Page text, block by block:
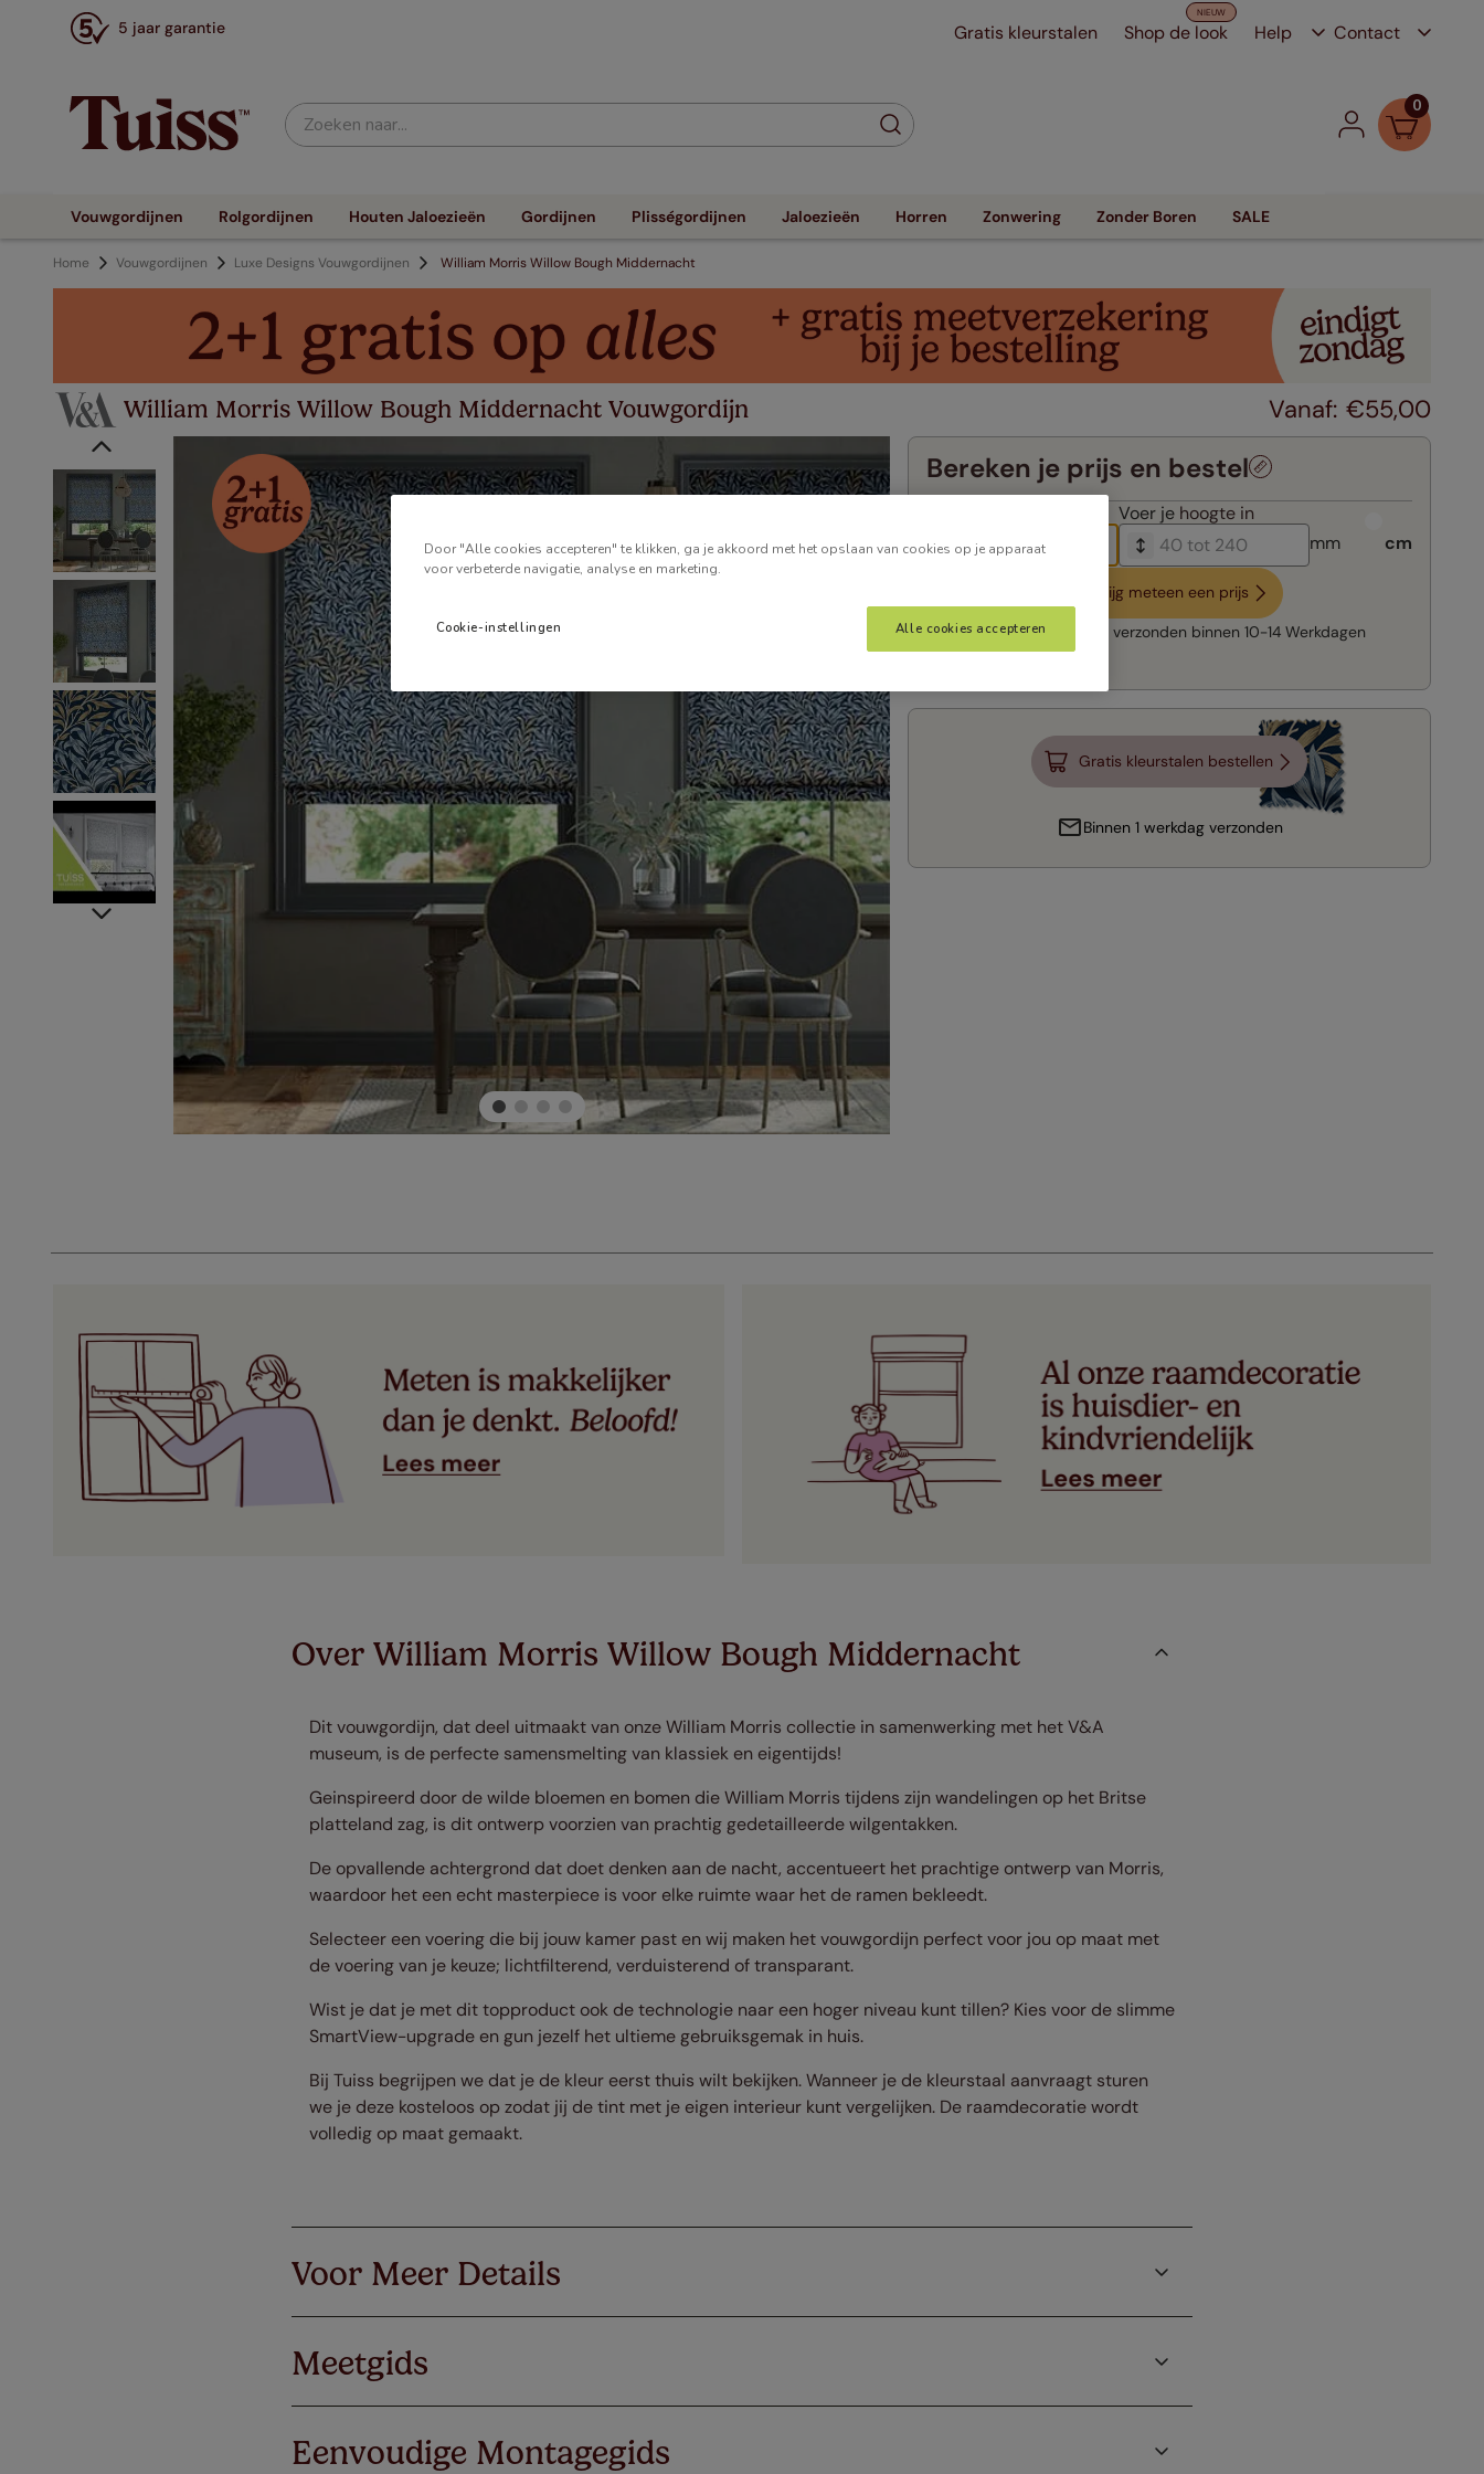
5 jaar garantie Gratis kleurstalen Shop de look Help Contact
Zoeken naar... 0
Vouwgordijnen Rolgordijnen Houten Jaloezieën Gordijnen Plisségordijnen Jaloezieën Horren Zonwering Zonder Boren SALE
Home Vouwgordijnen Luxe Designs Vouwgordijnen William Morris Willow Bough Middernacht
William Morris Willow Bough Middernacht Vouwgordijn €55,00
Bereken je prijs en bestel
Voer je hoogte in
mm
cm
Krijg meteen een prijs
Snelle levering:
verzonden binnen 10-14 Werkdagen
Gratis kleurstalen bestellen
Binnen 1 werkdag verzonden
Over William Morris Willow Bough Middernacht
Dit vouwgordijn, dat deel uitmaakt van onze William Morris collectie in samenwerking met het V&A
museum, is de perfecte samensmelting van klassiek en eigentijds!
Geinspireerd door de wilde bloemen en bomen die William Morris tijdens zijn wandelingen op het Britse
platteland zag, is dit ontwerp voorzien van prachtig gedetailleerde wilgentakken.
De opvallende achtergrond dat doet denken aan de nacht, accentueert het prachtige ontwerp van Morris,
waardoor het een echt masterpiece is voor elke ruimte waar het de ramen bekleedt.
Selecteer een voering die bij jouw kamer past en wij maken het vouwgordijn perfect voor jou op maat met
de voering van je keuze; lichtfilterend, verduisterend of transparant.
Wist je dat je met dit topproduct ook de technologie naar een hoger niveau kunt tillen? Kies voor de slimme
SmartView-upgrade en gun jezelf het ultieme gebruiksgemak in huis.
Bij Tuiss begrijpen we dat je de kleur eerst thuis wilt bekijken. Wanneer je de kleurstaal aanvraagt sturen
we je deze kosteloos op zodat jij de tint met je eigen interieur kunt vergelijken. De raamdecoratie wordt
volledig op maat gemaakt.
Voor Meer Details
Meetgids
Eenvoudige Montagegids
Door "Alle cookies accepteren" te klikken, ga je akkoord met het opslaan van cookies op je apparaat
voor verbeterde navigatie, analyse en marketing.
Cookie-instellingen Alle cookies accepteren